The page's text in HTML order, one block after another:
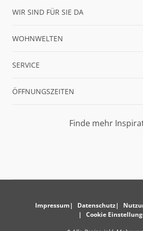
WIR SIND FÜR SIE DA
WOHNWELTEN
SERVICE
ÖFFNUNGSZEITEN
Finde mehr
Impressum Datenschutz
Cookie